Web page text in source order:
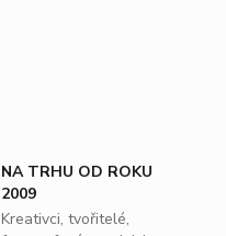
NA TRHU OD ROKU
2009
Kreativci, tvořitelé,